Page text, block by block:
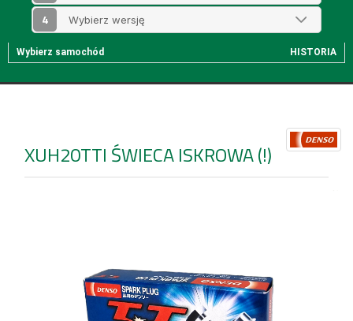
4
Wybierz samochód HISTORIA
XUH20TTI ŚWIECA ISKROWA (!)